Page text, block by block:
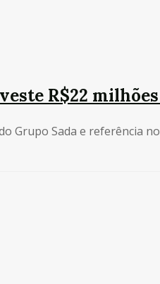
R$22
Grupo Sada e referência